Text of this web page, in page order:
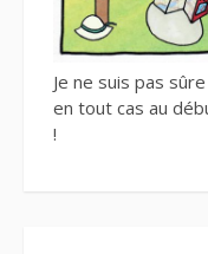
Je ne suis pas
en tout cas au
!